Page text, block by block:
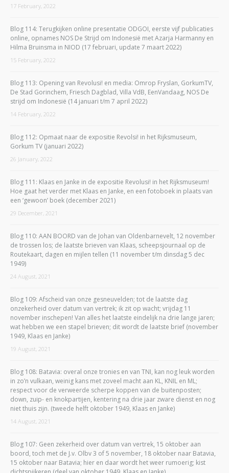
17 February, 2022
Blog 114: Terugkijken online presentatie ODGOI, eerste vijf publicaties
online, opnames NOS De Strijd om Indonesië met Azarja Harmanny en
Hilma Bruinsma in NIOD (17 februari, update 7 maart 2022)
15 February, 2022
Blog 113: Opening van Revolusi! en media: Omrop Fryslan, GorkumTV,
De Stad Gorinchem, Friesch Dagblad, Villa VdB, EenVandaag, NOS De
strijd om Indonesië (14 januari t/m 7 april 2022)
14 February, 2022
Blog 112: Opmaat naar de expositie Revolsi! in het Rijksmuseum,
Gorkum TV (januari 2022)
26 January, 2022
Blog 111: Klaas en Janke in de expositie Revolusi! in het Rijksmuseum!
Hoe gaat het verder met Klaas en Janke, en een fotoboek in plaats van
een ‘gewoon’ boek (december 2021)
29 December, 2021
Blog 110: AAN BOORD van de Johan van Oldenbarnevelt, 12 november
de trossen los; de laatste brieven van Klaas, scheepsjournaal op de
Routekaart, dagen en mijlen tellen (11 november t/m dinsdag 5 dec
1949)
24 August, 2021
Blog 109: Afscheid van onze gesneuvelden; tot de laatste dag
onzekerheid over datum van vertrek; ik zit op wacht; vrijdag 11
november inschepen! Van alles het laatste eindelijk na drie lange jaren;
wat hebben we een stapel brieven; dit wordt de laatste brief (november
1949, Klaas en Janke)
19 August, 2021
Blog 108: Batavia: overal onze tronies en van TNI, kan nog leuk worden
in zo’n vulkaan, weinig kans met zoveel macht aan KL, KNIL en ML;
respect voor de verweerde scherpe koppen van de buitenposten;
down, zuip- en knokpartijen, kentering na drie jaar zware dienst en nog
niet thuis zijn. (tweede helft oktober 1949, Klaas en Janke)
14 August, 2021
Blog 107: Geen zekerheid over datum van vertrek, 15 oktober aan
boord, toch met de J.v. Olbv 3 of 5 november, 18 oktober naar Batavia,
15 oktober naar Batavia; hier en daar wordt het weer rumoerig; kist